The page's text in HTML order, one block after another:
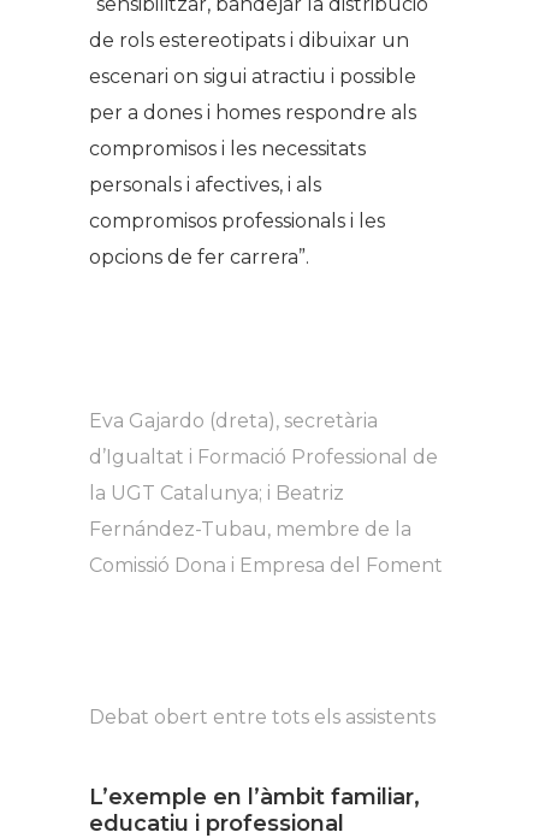
de rols estereotipats i dibuixar un
escenari on sigui atractiu i possible
per a dones i homes respondre als
compromisos i les necessitats
personals i afectives, i als
compromisos professionals i les
opcions de fer carrera”.
Eva Gajardo (dreta), secretària
d’Igualtat i Formació Professional de
la UGT Catalunya; i Beatriz
Fernández-Tubau, membre de la
Comissió Dona i Empresa del Foment
Debat obert entre tots els assistents
L’exemple en l’àmbit familiar,
educatiu i professional